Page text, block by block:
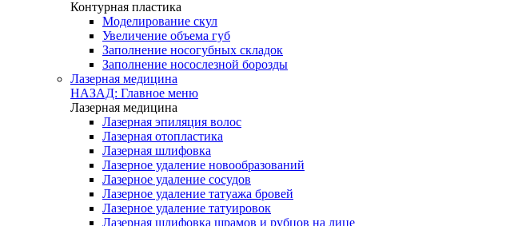
Контурная пластика
Моделирование скул
Увеличение объема губ
Заполнение носогубных складок
Заполнение носослезной борозды
Лазерная медицина
НАЗАД: Главное меню
Лазерная медицина
Лазерная эпиляция волос
Лазерная отопластика
Лазерная шлифовка
Лазерное удаление новообразований
Лазерное удаление сосудов
Лазерное удаление татуажа бровей
Лазерное удаление татуировок
Лазерная шлифовка шрамов и рубцов на лице